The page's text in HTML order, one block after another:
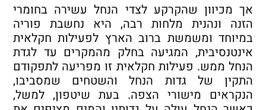
אך מכיוון שהקרקע לצדי הנחל עשירה בחומרי
הזנה ונהנית מלחות רבה, היא נחשבת פוריה
במיוחד ומשמשת ברוב הארץ לפעילות חקלאית
אינטנסיבית, המגיעה בחלק מהמקרים עד לגדת
הנחל ממש. פעילות חקלאית זו מפריעה לתפקודם
התקין של גדות הנחל והשטחים שמסביבו,
הנקראים מישורי הצפה. בעת שיטפון, למשל,